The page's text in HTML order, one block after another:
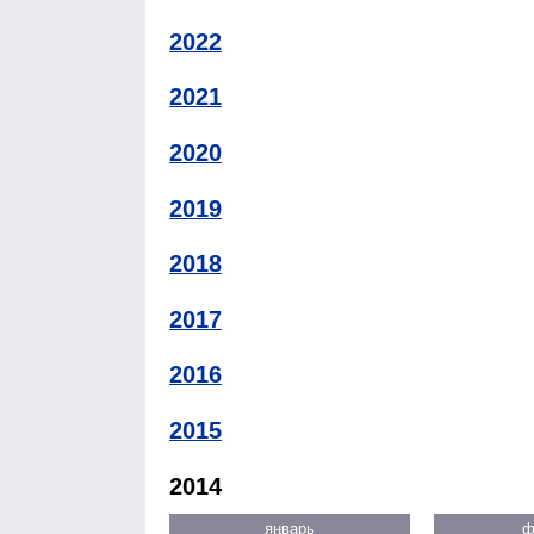
2022
2021
2020
2019
2018
2017
2016
2015
2014
январь